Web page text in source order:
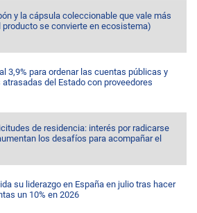
y la cápsula coleccionable que vale más
producto se convierte en ecosistema)
3,9% para ordenar las cuentas públicas y
del Estado con proveedores
de residencia: interés por radicarse
los desafíos para acompañar el
su liderazgo en España en julio tras hacer
un 10% en 2026